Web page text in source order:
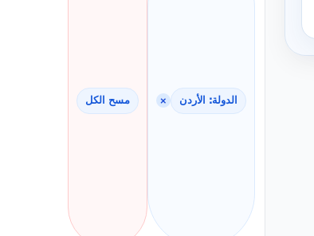
الدولة: الأردن × مسح الكل